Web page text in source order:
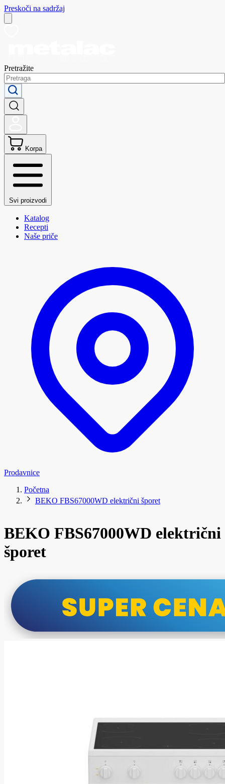
Preskoči na sadržaj
Pretražite
Korpa
Svi proizvodi
Katalog
Recepti
Naše priče
Prodavnice
Početna
BEKO FBS67000WD električni šporet
BEKO FBS67000WD električni
šporet